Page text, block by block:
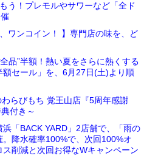
う！プレモルやサワーなど「全ド
ワンコイン！ 】専門店の味を、ど
品”半額！熱い夏をさらに熱くする
額セール」を、6月27日(土)より順
らびもち 覚王山店『5周年感謝
付き～
「BACK YARD」2店舗で、「雨の
降水確率100%で、次回100%オ
削減と次回お得なWキャンペーン